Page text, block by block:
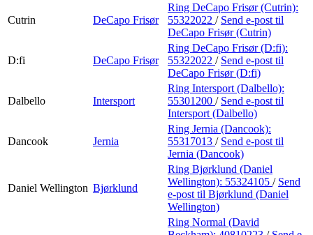
Cutrin DeCapo Frisør
Ring DeCapo Frisør (Cutrin):
55322022 / Send e-post til
DeCapo Frisør (Cutrin)
D:fi DeCapo Frisør
Ring DeCapo Frisør (D:fi):
55322022 / Send e-post til
DeCapo Frisør (D:fi)
Dalbello Intersport
Ring Intersport (Dalbello):
55301200 / Send e-post til
Intersport (Dalbello)
Dancook Jernia
Ring Jernia (Dancook):
55317013 / Send e-post til
Jernia (Dancook)
Daniel Wellington Bjørklund
Ring Bjørklund (Daniel
Wellington): 55324105 / Send
e-post til Bjørklund (Daniel
Wellington)
Ring Normal (David